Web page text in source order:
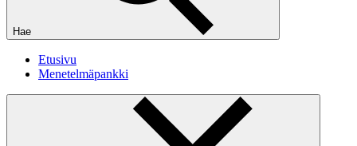
Hae
Etusivu
Menetelmäpankki